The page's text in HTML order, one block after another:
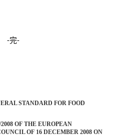
-完-
STANDARD FOR FOOD
OF THE EUROPEAN
OF 16 DECEMBER 2008 ON